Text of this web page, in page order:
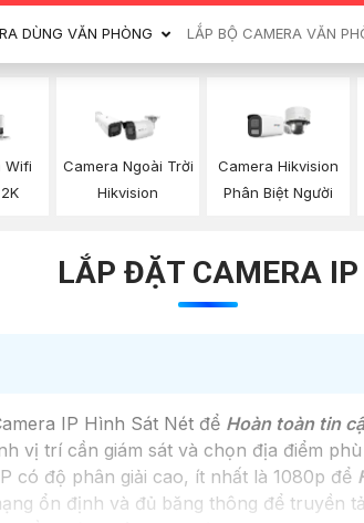
DÙNG VĂN PHÒNG LẮP BỘ CAMERA VĂN
Wifi
Camera Ngoài Trời
Hikvision
Camera Hikvision
Phân Biệt Người
LẮP ĐẶT CAMERA IP
IP Hình Sát Nét để Hoàn toàn tin
vị trí cần giám sát và chọn địa điểm
có độ phân giải cao, ít nhất là 1080p để
ổn định và đủ băng thông để truyền